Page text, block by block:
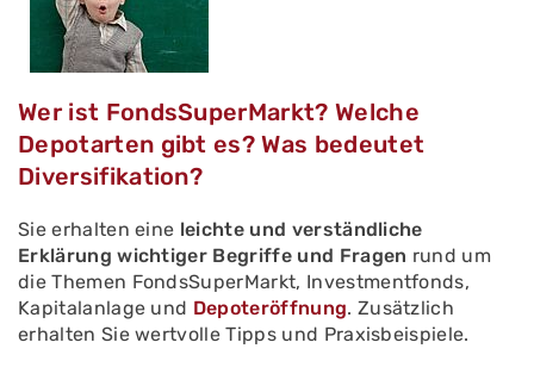
Wer ist FondsSuperMarkt? Welche
Depotarten gibt es? Was bedeutet
Diversifikation?
Sie erhalten eine leichte und verständliche
Erklärung wichtiger Begriffe und Fragen rund um
die Themen FondsSuperMarkt, Investmentfonds,
Kapitalanlage und Depoteröffnung. Zusätzlich
erhalten Sie wertvolle Tipps und Praxisbeispiele.